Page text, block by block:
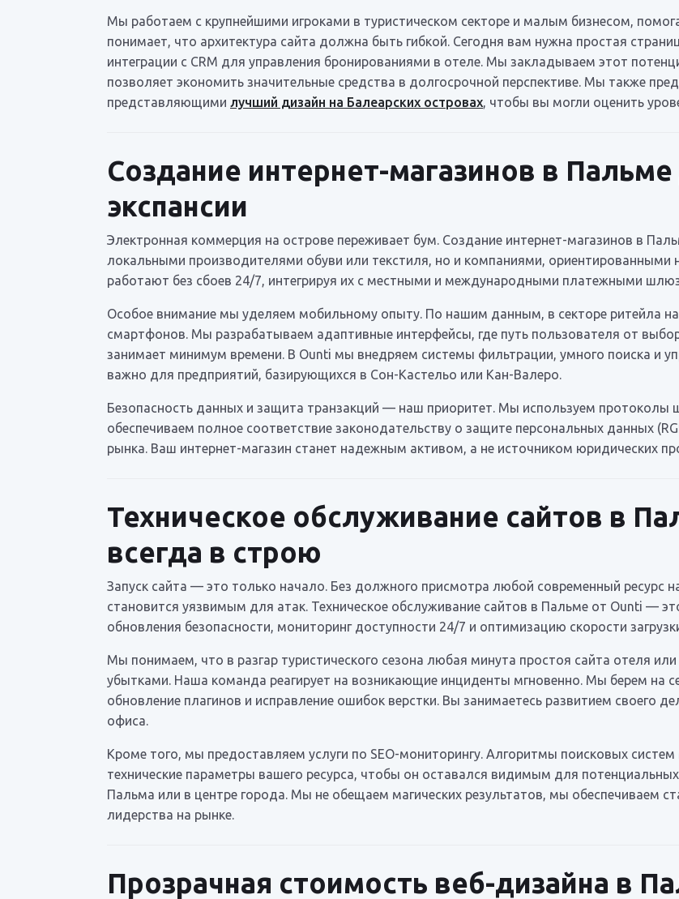
Мы работаем с крупнейшими игроками в туристическом секторе и малым бизнесом,
понимает, что архитектура сайта должна быть гибкой. Сегодня вам нужна простая
интеграции с CRM для управления бронированиями в отеле. Мы закладываем этот
позволяет экономить значительные средства в долгосрочной перспективе. Мы также
представляющими лучший дизайн на Балеарских островах, чтобы вы могли оценить
Создание интернет-магазинов в
экспансии
Электронная коммерция на острове переживает бум. Создание интернет-магазинов в
локальными производителями обуви или текстиля, но и компаниями,
работают без сбоев 24/7, интегрируя их с местными и международными платежными
Особое внимание мы уделяем мобильному опыту. По нашим данным, в секторе ритейла
смартфонов. Мы разрабатываем адаптивные интерфейсы, где путь пользователя от
занимает минимум времени. В Ounti мы внедряем системы фильтрации, умного поиска и
важно для предприятий, базирующихся в Сон-Кастельо или Кан-Валеро.
Безопасность данных и защита транзакций — наш приоритет. Мы используем протоколы
обеспечиваем полное соответствие законодательству о защите персональных данных
рынка. Ваш интернет-магазин станет надежным активом, а не источником юридических
Техническое обслуживание сайтов в
всегда в строю
Запуск сайта — это только начало. Без должного присмотра любой современный ресурс
становится уязвимым для атак. Техническое обслуживание сайтов в Пальме от Ounti —
обновления безопасности, мониторинг доступности 24/7 и оптимизацию скорости
Мы понимаем, что в разгар туристического сезона любая минута простоя сайта отеля
убытками. Наша команда реагирует на возникающие инциденты мгновенно. Мы берем на
обновление плагинов и исправление ошибок верстки. Вы занимаетесь развитием своего
офиса.
Кроме того, мы предоставляем услуги по SEO-мониторингу. Алгоритмы поисковых
технические параметры вашего ресурса, чтобы он оставался видимым для
Пальма или в центре города. Мы не обещаем магических результатов, мы обеспечиваем
лидерства на рынке.
Прозрачная стоимость веб-дизайна в